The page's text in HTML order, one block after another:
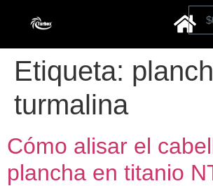
$
Etiqueta:
turmalina
Cómo alisar el
plancha en titanio